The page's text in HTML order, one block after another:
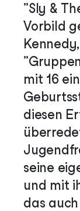
„Sly &
Vorbild
mit 16
diesen
seine
und mit
das